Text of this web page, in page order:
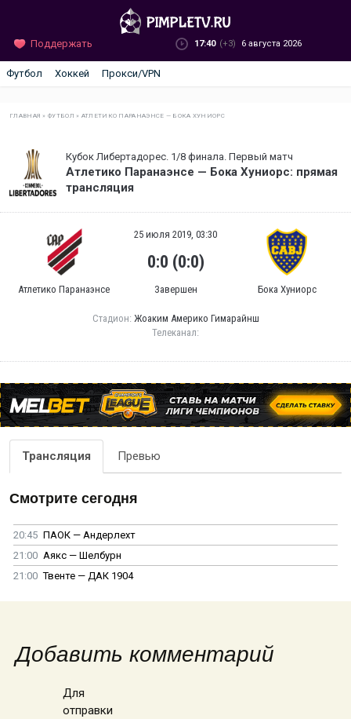
Поддержать 17:40 (+3) 6 августа 2026
Футбол Хоккей Прокси/VPN
ГЛАВНАЯ »ФУТБОЛ » АТЛЕТИКО ПАРАНАЭНСЕ — БОКА ХУНИОРС
Кубок Либертадорес. 1/8 финала. Первый матч
Атлетико Паранаэнсе — Бока Хуниорс: прямая
трансляция
Атлетико Паранаэнсе
25 июля 2019, 03:30
0:0 (0:0)
Завершен Бока Хуниорс
Стадион: Жоаким Америко Гимарайнш
Телеканал:
Трансляция Превью
Смотрите сегодня
20:45 ПАОК — Андерлехт
21:00 Аякс — Шелбурн
21:00 Твенте — ДАК 1904
Добавить комментарий
Для
отправки